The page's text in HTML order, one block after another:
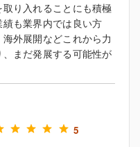
り入れることにも積極
も業界内では良い方
外展開などこれから力
まだ発展する可能性が
5